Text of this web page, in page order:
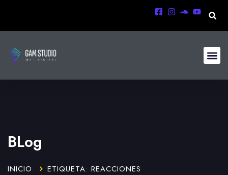
BLog
INICIO ETIQUETA: REACCIONES